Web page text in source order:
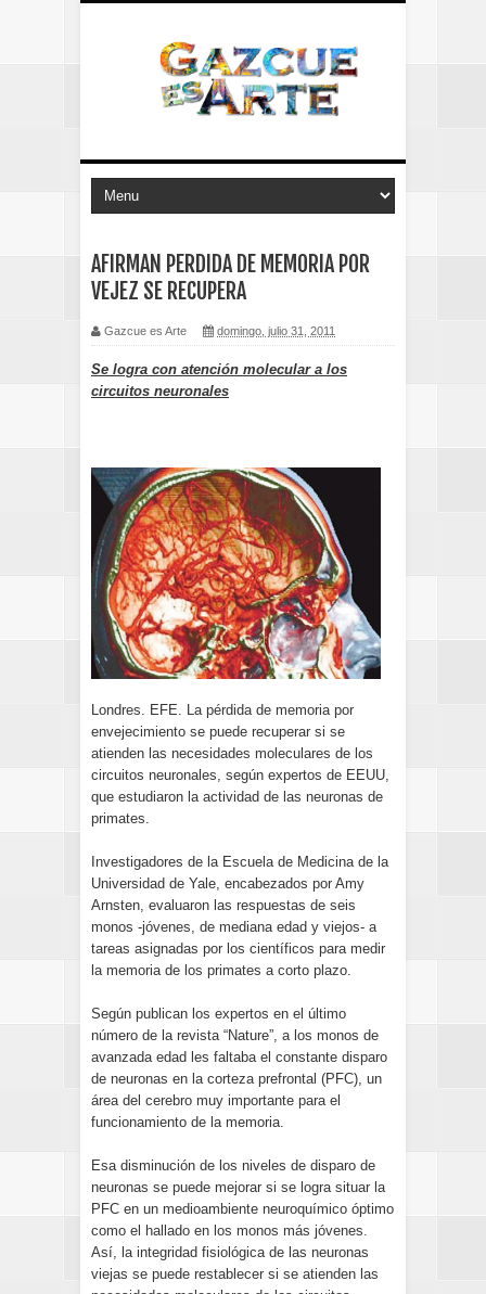
AFIRMAN PERDIDA DE MEMORIA POR
VEJEZ SE RECUPERA
Gazcue es Arte domingo, julio 31, 2011
Se logra con atención molecular a los
circuitos neuronales
Londres. EFE. La pérdida de memoria por
envejecimiento se puede recuperar si se
atienden las necesidades moleculares de los
circuitos neuronales, según expertos de EEUU,
que estudiaron la actividad de las neuronas de
primates.
Investigadores de la Escuela de Medicina de la
Universidad de Yale, encabezados por Amy
Arnsten, evaluaron las respuestas de seis
monos -jóvenes, de mediana edad y viejos- a
tareas asignadas por los científicos para medir
la memoria de los primates a corto plazo.
Según publican los expertos en el último
número de la revista “Nature”, a los monos de
avanzada edad les faltaba el constante disparo
de neuronas en la corteza prefrontal (PFC), un
área del cerebro muy importante para el
funcionamiento de la memoria.
Esa disminución de los niveles de disparo de
neuronas se puede mejorar si se logra situar la
PFC en un medioambiente neuroquímico óptimo
como el hallado en los monos más jóvenes.
Así, la integridad fisiológica de las neuronas
viejas se puede restablecer si se atienden las